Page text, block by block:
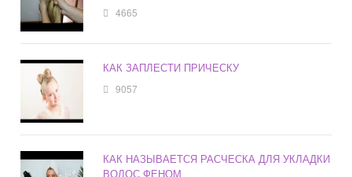
4665
КАК ЗАПЛЕСТИ ПРИЧЕСКУ
9057
КАК НАЗЫВАЕТСЯ РАСЧЕСКА ДЛЯ УКЛАДКИ
ВОЛОС ФЕНОМ